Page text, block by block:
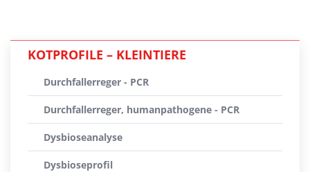
KOTPROFILE – KLEINTIERE
Durchfallerreger - PCR
Durchfallerreger, humanpathogene - PCR
Dysbioseanalyse
Dysbioseprofil